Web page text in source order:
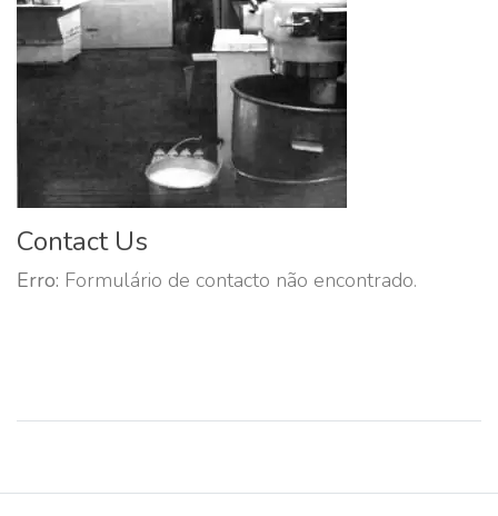
Contact Us
Erro: Formulário de contacto não encontrado.